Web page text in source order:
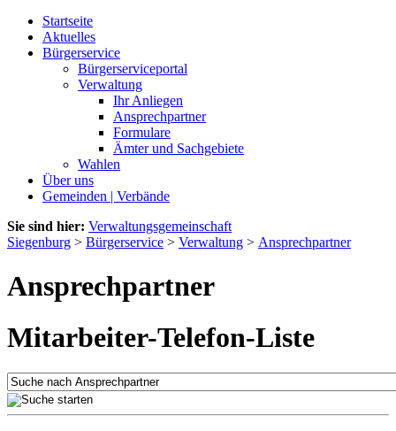
Startseite
Aktuelles
Bürgerservice
Bürgerserviceportal
Verwaltung
Ihr Anliegen
Ansprechpartner
Formulare
Ämter und Sachgebiete
Wahlen
Über uns
Gemeinden | Verbände
Sie sind hier: Verwaltungsgemeinschaft
Siegenburg > Bürgerservice > Verwaltung > Ansprechpartner
Ansprechpartner
Mitarbeiter-Telefon-Liste